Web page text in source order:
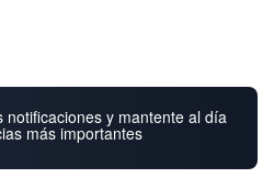
y mantente al día
más importantes